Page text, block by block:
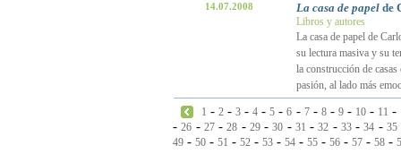
14.07.2008 La casa de papelde
Libros y autores
La casa de papel de
su lectura masiva y su
la construcción de
pasión, al lado más
1 -2 -3 -4 -5 -6 - 7- 8- 9- 10- 11 -
-26 - 27-28 - 29-30 - 31 -32 - 33-34 - 35
49 - 50 - 51 - 52 - 53 - 54 - 55 - 56 - 57 - 58 -